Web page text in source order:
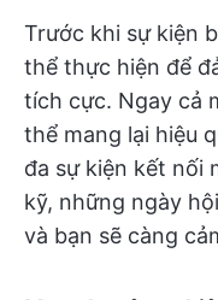
Trước khi sự kiện
thể thực hiện để
tích cực. Ngay cả
thể mang lại hiệu
đa sự kiện kết nối
kỹ, những ngày
và bạn sẽ càng